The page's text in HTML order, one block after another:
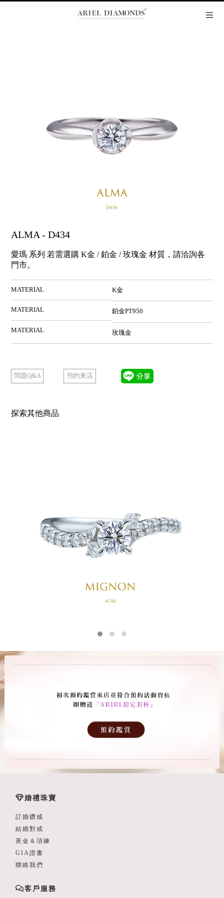
ALMA - D434
愛瑪 系列 若需選購 K金 / 鉑金 / 玫瑰金 材質，請洽詢各
門市。
MATERIAL K金
MATERIAL 鉑金PT950
MATERIAL 玫瑰金
問題Q&A 預約來店
探索其他商品
婚禮珠寶
訂婚鑽戒
結婚對戒
黃金＆項鍊
GIA證書
聯絡我們
客戶服務